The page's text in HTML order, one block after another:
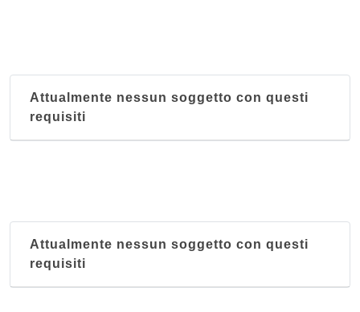
Attualmente nessun soggetto con questi
requisiti
Attualmente nessun soggetto con questi
requisiti